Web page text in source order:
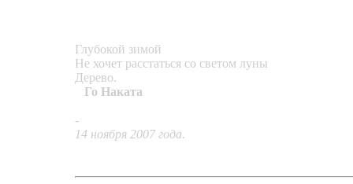
Глубокой зимой
Не хочет расстаться со светом луны
Дерево.
Го Наката
-
14 ноября 2007 года.